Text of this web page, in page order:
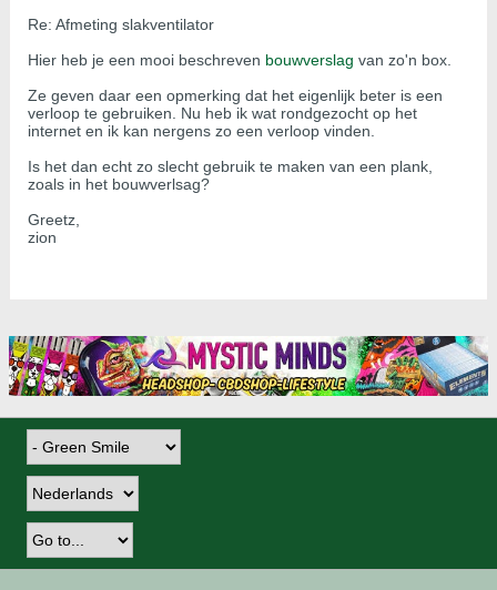
Re: Afmeting slakventilator
Hier heb je een mooi beschreven bouwverslag van zo'n box.
Ze geven daar een opmerking dat het eigenlijk beter is een
verloop te gebruiken. Nu heb ik wat rondgezocht op het
internet en ik kan nergens zo een verloop vinden.
Is het dan echt zo slecht gebruik te maken van een plank,
zoals in het bouwverlsag?
Greetz,
zion